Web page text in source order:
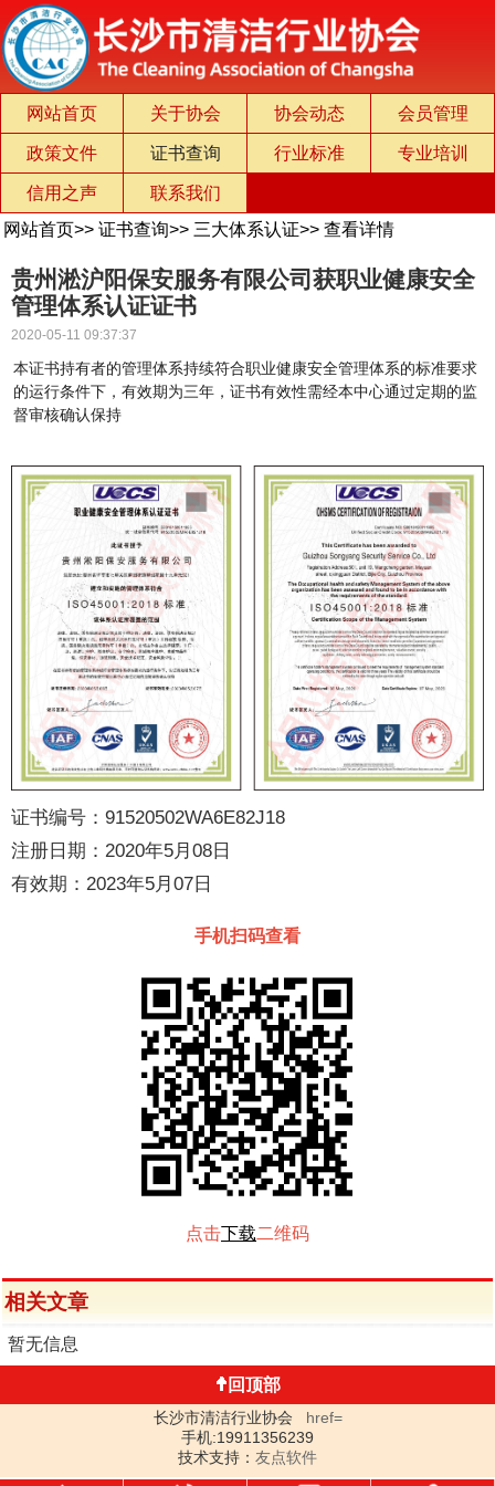
网站首页 关于协会 协会动态 会员管理
政策文件 证书查询 行业标准 专业培训
信用之声
联系我们
网站首页>> 证书查询>> 三大体系认证>> 查看详情
贵州淞沪阳保安服务有限公司获职业健康安全
管理体系认证证书
2020-05-11 09:37:37
本证书持有者的管理体系持续符合职业健康安全管理体系的标准要求
的运行条件下，有效期为三年，证书有效性需经本中心通过定期的监
督审核确认保持
证书编号：91520502WA6E82J18
注册日期：2020年5月08日
有效期：2023年5月07日
手机扫码查看
点击下载二维码
相关文章
暂无信息
回顶部
长沙市清洁行业协会 href=
手机:19911356239
技术支持： 友点软件